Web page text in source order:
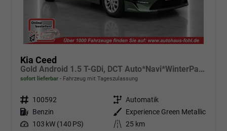
Kia Ceed
Gold Android 1.5 T-GDi, DCT Auto*Navi*WinterPak*Klimaauto*16"*Kamera*PrivacyGlas*
sofort lieferbar Fahrzeug mit Tageszulassung
Fahrzeugnr. 100592 Getriebe Automatik
Kraftstoff Benzin Außenfarbe
Experience Green Metallic
Leistung 103 kW (140 PS) Kilometerstand 25 km